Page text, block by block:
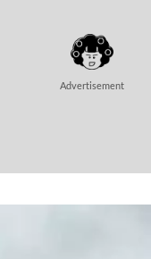
Advertisement